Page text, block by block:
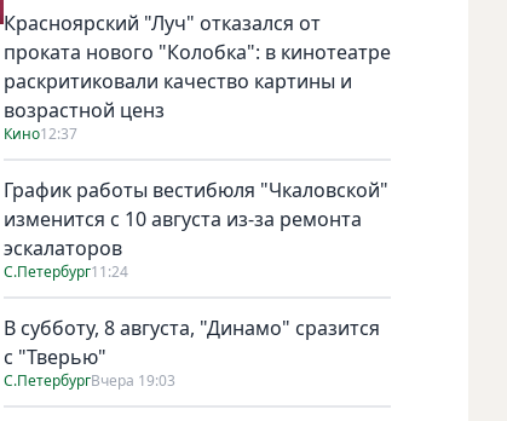
Театральный Петербург на Книжных аллеях
Красноярский "Луч" отказался от
проката нового "Колобка": в кинотеатре
раскритиковали качество картины и
возрастной ценз
Кино12:37
График работы вестибюля "Чкаловской"
изменится с 10 августа из-за ремонта
эскалаторов
С.Петербург11:24
В субботу, 8 августа, "Динамо" сразится
с "Тверью"
С.ПетербургВчера 19:03